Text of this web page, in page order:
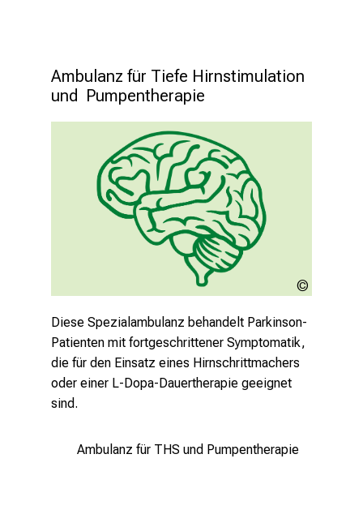
Weltparkinsontag: Fortschritte in
der Diagnostik und Behandlung
von Parkinson
8.4.2024
Zum Weltparkinsontag am 11. April erläutert
der Neurologe Prof. Günter Höglinger,
Direktor der Neurologischen Klinik am LMU
Klinikum, die derzeitigen Fortschritte in der
Diagnostik und Behandlung der Parkinson-
Erkrankung.
Mehr lesen
Ambulanz für Tiefe Hirnstimulation
und  Pumpentherapie
Diese Spezialambulanz behandelt Parkinson-
Patienten mit fortgeschrittener Symptomatik,
die für den Einsatz eines Hirnschrittmachers
oder einer L-Dopa-Dauertherapie geeignet
sind.
Ambulanz für THS und Pumpentherapie